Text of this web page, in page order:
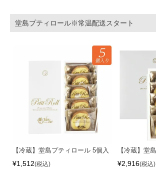
堂島プティロール※常温配送スタート
【冷蔵】堂島プティロール 5個入
¥1,512 税込
【冷蔵】堂
¥2,916 税込